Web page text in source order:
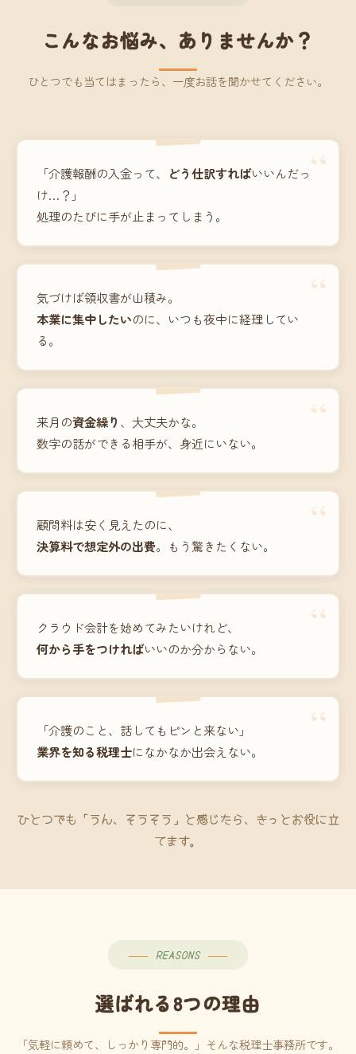
こんなお悩み、ありませんか？
ひとつでも当てはまったら、一度お話を聞かせてください。
“
「介護報酬の入金って、 どう仕訳すればいいんだっ
け…？」
処理のたびに手が止まってしまう。
“
気づけば領収書が山積み。
本業に集中したいのに、いつも夜中に経理してい
る。
“
来月の資金繰り 、大丈夫かな。
数字の話ができる相手が、身近にいない。
“
顧問料は安く見えたのに、
決算料で想定外の出費。もう驚きたくない。
“
クラウド会計を始めてみたいけれど、
何から手をつければいいのか分からない。
“
「介護のこと、話してもピンと来ない」
業界を知る税理士になかなか出会えない。
ひとつでも「うん、そうそう」と感じたら、きっとお役に立
てます。
REASONS
選ばれる8つの理由
「気軽に頼めて、しっかり専門的。」そんな税理士事務所です。